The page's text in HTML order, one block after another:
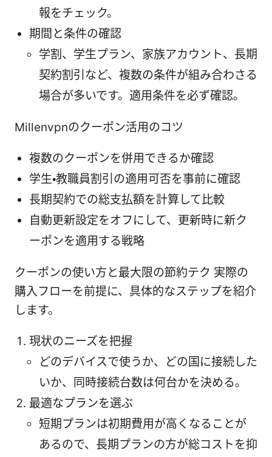
報をチェック。
期間と条件の確認
学割、学生プラン、家族アカウント、長期
契約割引など、複数の条件が組み合わさる
場合が多いです。適用条件を必ず確認。
Millenvpnのクーポン活用のコツ
複数のクーポンを併用できるか確認
学生・教職員割引の適用可否を事前に確認
長期契約での総支払額を計算して比較
自動更新設定をオフにして、更新時に新ク
ーポンを適用する戦略
クーポンの使い方と最大限の節約テク 実際の
購入フローを前提に、具体的なステップを紹介
します。
現状のニーズを把握
どのデバイスで使うか、どの国に接続した
いか、同時接続台数は何台かを決める。
最適なプランを選ぶ
短期プランは初期費用が高くなることが
あるので、長期プランの方が総コストを抑